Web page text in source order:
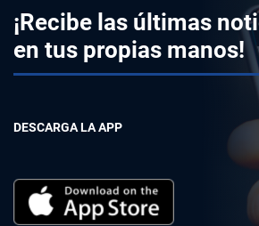
¡Recibe las últimas
en tus propias manos!
DESCARGA LA APP